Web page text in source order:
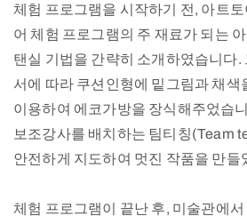
체험 프로그램을 시작하기 전, 아트
어 체험 프로그램의 주 재료가 되는
탠실 기법을 간략히 소개하였습니다.
서에 따라 쿠션인형에 밑그림과 채색
이용하여 에코가방을 장식해주었습
보조강사를 배치하는 팀티칭(Team
안전하게 지도하여 멋진 작품을 만들
체험 프로그램이 끝난 후, 미술관에